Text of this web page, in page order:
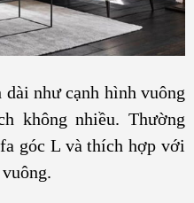
dài như cạnh hình vuông
không nhiều. Thường
góc L và thích hợp với